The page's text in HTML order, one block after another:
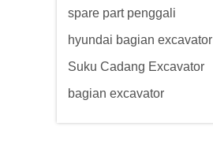
spare part penggali
hyundai bagian excavator
Suku Cadang Excavator
bagian excavator